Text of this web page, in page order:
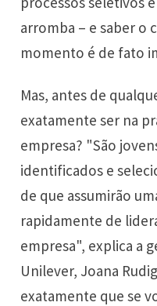
arromba – e saber o
momento é de fato
Mas, antes de
exatamente ser na
empresa? "São
identificados e
de que assumirão
rapidamente de
empresa", explica a
Unilever, Joana
exatamente que se